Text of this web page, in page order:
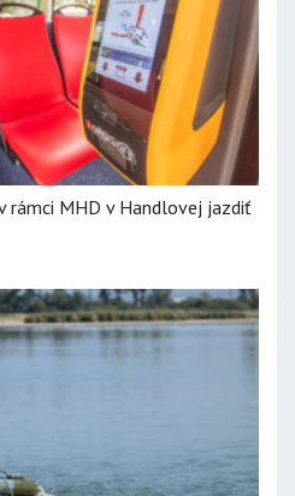
rámci MHD v Handlovej jazdiť